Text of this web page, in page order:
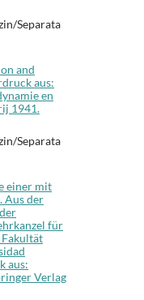
Separata
and
aus:
en
1941.
Separata
einer mit
Aus der
für
aus:
Verlag